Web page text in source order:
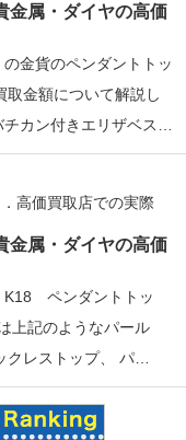
金属・ダイヤの高価
金貨のペンダントトッ
取金額について解説し
チカン付きエリザベス…
．高価買取店での実際
金属・ダイヤの高価
ペンダントトッ
上記のようなパール
クレストップ、 パ…